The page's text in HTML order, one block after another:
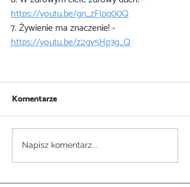
https://youtu.be/gn_zFIpq00Q
7. Żywienie ma znaczenie! -
https://youtu.be/z2gv5Hp3g_Q
Komentarze
Napisz komentarz...